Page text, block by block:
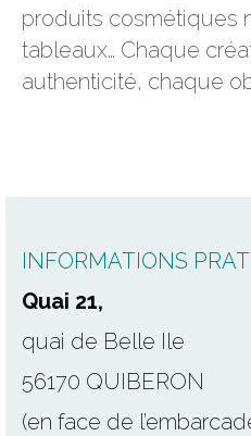
produits cosmétiques
tableaux… Chaque
authenticité, chaque
INFORMATIONS
Quai 21,
quai de Belle Ile
56170 QUIBERON
(en face de